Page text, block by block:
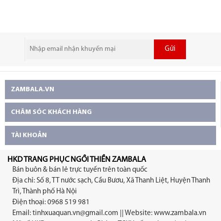
Gửi
ZAMBALA.VN
CHĂM SÓC KHÁCH HÀNG
TÀI KHOẢN
HKD TRANG PHỤC NGỒI THIỀN ZAMBALA
Bán buôn & bán lẻ trực tuyến trên toàn quốc
Địa chỉ: Số 8, TT nước sạch, Cầu Bươu, Xã Thanh Liệt, Huyện Thanh
Trì, Thành phố Hà Nội
Điện thoại: 0968 519 981
Email: tinhxuaquan.vn@gmail.com || Website: www.zambala.vn